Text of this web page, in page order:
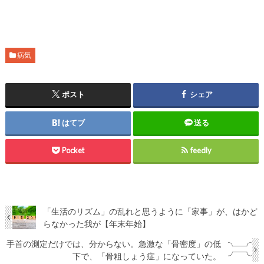
病気
ポスト シェア
はてブ 送る
Pocket feedly
「生活のリズム」の乱れと思うように「家事」が、はかど
らなかった我が【年末年始】
手首の測定だけでは、分からない。急激な「骨密度」の低
下で、「骨粗しょう症」になっていた。